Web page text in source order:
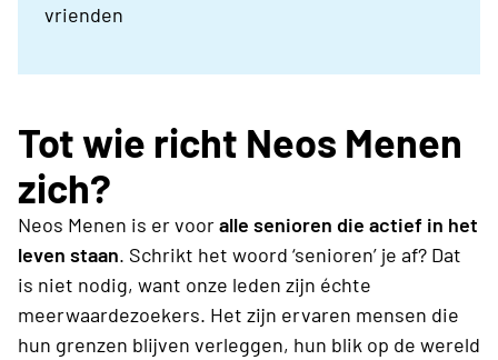
vrienden
Tot wie richt Neos Menen
zich?
Neos Menen is er vooralle senioren die actief in het
leven staan. Schrikt het woord ‘senioren’ je af? Dat
is niet nodig, want onze leden zijn échte
meerwaardezoekers. Het zijn ervaren mensen die
hun grenzen blijven verleggen, hun blik op de wereld